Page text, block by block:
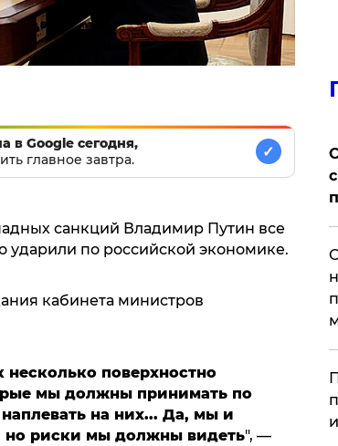
в Google сегодня,
главное завтра.
✓
санкций Владимир Путин все
ударили по российской экономике.
кабинета министров
поверхностно
мы должны принимать по
на них... Да, мы и
но риски мы должны видеть", —